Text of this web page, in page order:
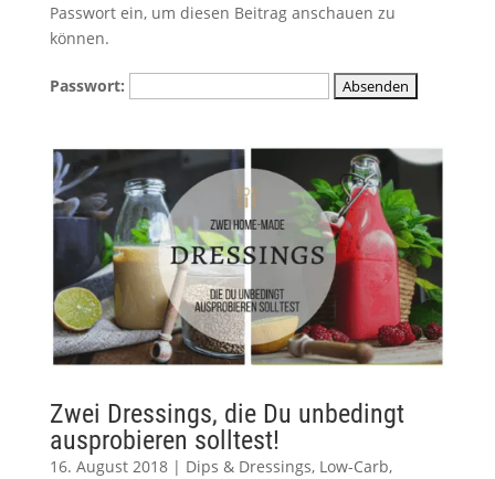
Passwort ein, um diesen Beitrag anschauen zu
können.
Passwort:
Zwei Dressings, die Du unbedingt
ausprobieren solltest!
16. August 2018| Dips & Dressings, Low-Carb,